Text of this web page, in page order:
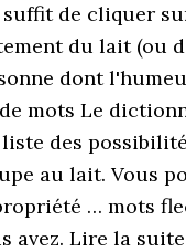
de cliquer
du lait (ou
dont
mots Le
des
au lait. Vous
… mots
avez. Lire la